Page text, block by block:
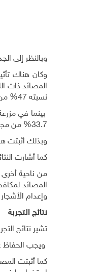
وبالنظر إلى
نسبته 47% من الإجمالي الكلي للحشرات الهالكة وعددها 400 حشرة.
بينما في
33.7% من مجموع الحشرات الملتقطة.
وبذلك أثبتت
كما أشارت
من ناحية
المصائد
وإعدام
نتائج التجربة
تشير نتائج
ويجب الحفاظ
كما أثبتت